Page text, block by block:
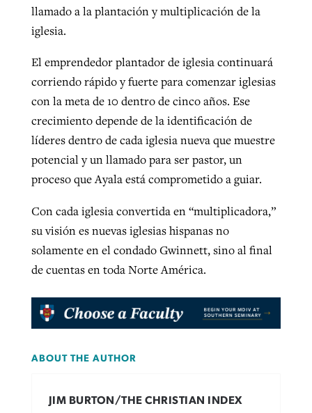
llamado a la plantación y multiplicación de la
iglesia.
El emprendedor plantador de iglesia continuará
corriendo rápido y fuerte para comenzar iglesias
con la meta de 10 dentro de cinco años. Ese
crecimiento depende de la identificación de
líderes dentro de cada iglesia nueva que muestre
potencial y un llamado para ser pastor, un
proceso que Ayala está comprometido a guiar.
Con cada iglesia convertida en “multiplicadora,”
su visión es nuevas iglesias hispanas no
solamente en el condado Gwinnett, sino al final
de cuentas en toda Norte América.
ABOUT THE AUTHOR
JIM BURTON/THE CHRISTIAN INDEX